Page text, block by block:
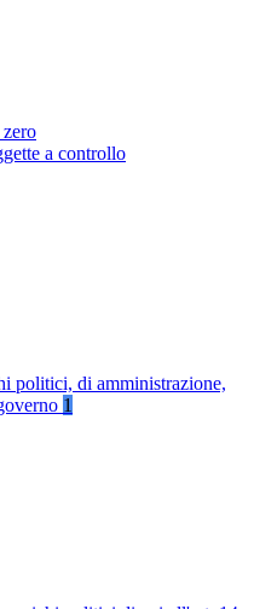
a controllo
politici, di amministrazione,
1